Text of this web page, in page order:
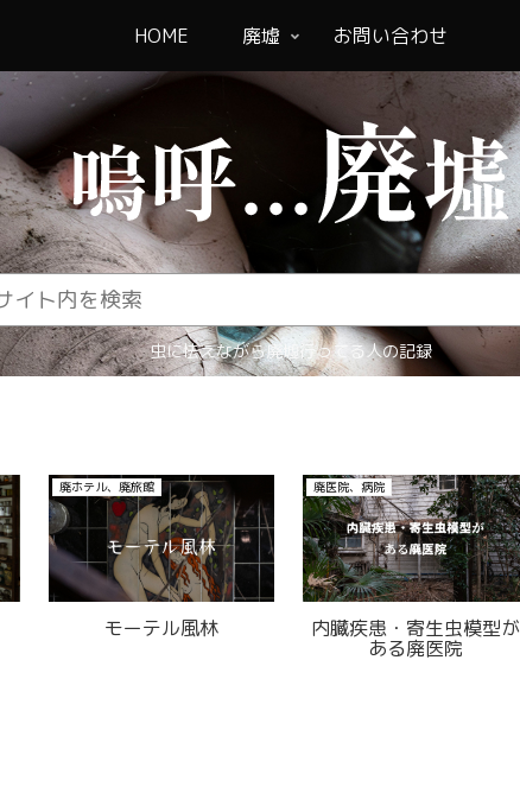
虫に怯えながら廃墟行ってる人の記録
HOME 廃墟 お問い合わせ
廃ホテル、廃旅館
イームズチェアが並ぶ廃
廃医院、病院
満身創痍無影灯が残る廃
医院